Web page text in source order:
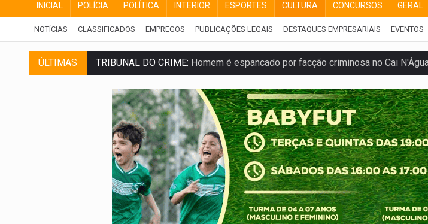
INICIAL POLÍCIA POLÍTICA INTERIOR ESPORTES CULTURA CONCURSOS GERAL
NOTÍCIAS CLASSIFICADOS EMPREGOS PUBLICAÇÕES LEGAIS DESTAQUES EMPRESARIAIS EVENTOS
ÚLTIMAS TRIBUNAL DO CRIME: Homem é espancado por facção criminosa no Cai
VÍDEO:Perseguição é registrada no shopping após colombiana furtar celular
LUDOPATIA:Apostas online começam a afetar produtividade e rotina nas
REFLORESTAMENTO:Plantar árvores não será mais suficiente para comprovar
OVNIS NA LUA:Cientistas alertam para possível base secreta no satélite
ACABOU COM PEUGEOT:Incêndio destrói carro que era rebocado para oficina
VÍDEO:Ladrão é filmado furtando moto na frente do bar da Marleide